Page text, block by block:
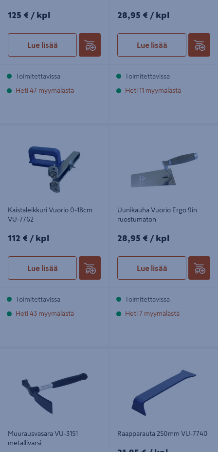
125€/kpl
125 € / kpl
Lue lisää
Toimitettavissa
Heti 47 myymälästä
28,95€/kpl
28,95 € / kpl
Lue lisää
Toimitettavissa
Heti 11 myymälästä
Kaistaleikkuri Vuorio 0-18cm
VU-7762
112€/kpl
112 € / kpl
Lue lisää
Toimitettavissa
Heti 43 myymälästä
Uunikauha Vuorio Ergo 9in
ruostumaton
28,95€/kpl
28,95 € / kpl
Lue lisää
Toimitettavissa
Heti 7 myymälästä
Muurausvasara VU-3151
metallivarsi
Raapparauta 250mm VU-7740
21,95€/kpl